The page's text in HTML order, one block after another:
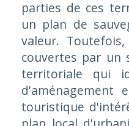
parties de ces
un plan de
valeur.
couvertes par un
territoriale qui
d'aménagement
touristique